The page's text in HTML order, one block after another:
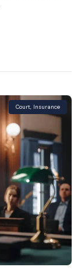
Court, Insurance